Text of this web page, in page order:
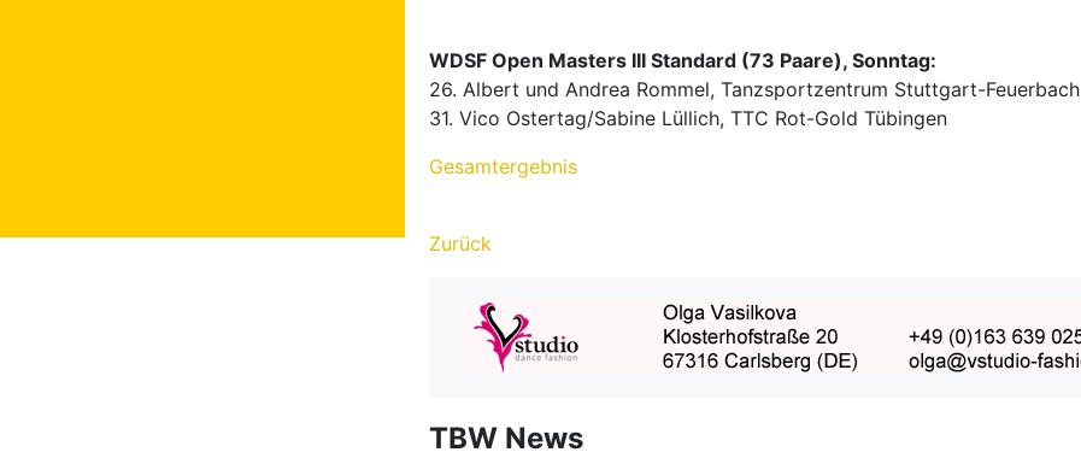
WDSF Open Masters III Standard (73 Paare), Sonntag:
26. Albert und Andrea Rommel, Tanzsportzentrum Stuttgart-Feuerbach
31. Vico Ostertag/Sabine Lüllich, TTC Rot-Gold Tübingen
Gesamtergebnis
Zurück
TBW News